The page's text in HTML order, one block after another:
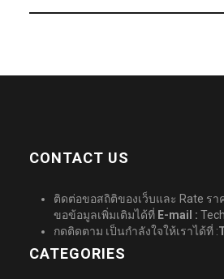
CONTACT US
ติดต่อขอสถิติของเว็บและ Rate ร
ขอข้อมูลเพิ่มเติมได้ที่ E-mail :
กดติดตาม เป็นกำลังใจให้เราได้ที่ :
CATEGORIES